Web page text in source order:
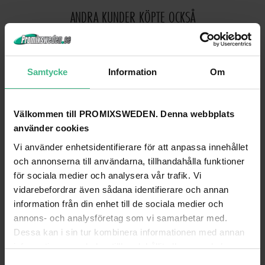
Samtycke Information Om
Välkommen till PROMIXSWEDEN. Denna webbplats
använder cookies
Vi använder enhetsidentifierare för att anpassa innehållet
och annonserna till användarna, tillhandahålla funktioner
för sociala medier och analysera vår trafik. Vi
vidarebefordrar även sådana identifierare och annan
information från din enhet till de sociala medier och
annons- och analysföretag som vi samarbetar med.
Dessa kan i sin tur kombinera informationen med annan
information som du har tillhandahållit eller som de har
ANDRA KUNDER KÖPTE OCKSÅ
F 104 FÄRGFILTER D.AMBER ORANGE 61X53
165 kr
GÅ TILL PRODUKT
F 113 FÄRGFILTER MAGENTA 61X53
165 kr
GÅ TILL PRODUKT